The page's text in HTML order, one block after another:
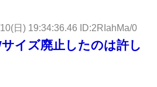
日) 19:34:36.46 ID:2RIahMa/0
イズ廃止したのは許し